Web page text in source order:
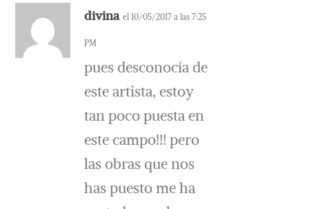
divina el 10/05/2017 a las 7:25
PM
pues desconocía de
este artista, estoy
tan poco puesta en
este campo!!! pero
las obras que nos
has puesto me ha